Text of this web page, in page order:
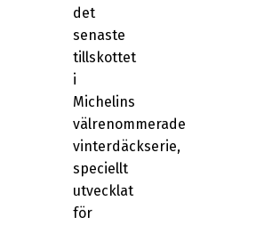
det
senaste
tillskottet
i
Michelins
välrenommerade
vinterdäckserie,
speciellt
utvecklat
för